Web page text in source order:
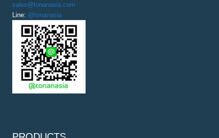
sales@tonanasia.com
Line: @tonanasia